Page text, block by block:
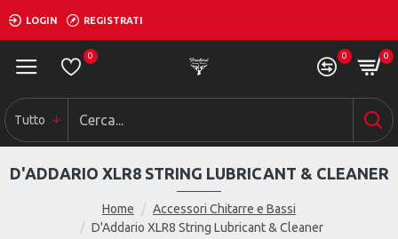
LOGIN REGISTRATI
0 0 0
Tutto
Home
Accessori Chitarre e Bassi
D'Addario XLR8 String Lubricant & Cleaner
D'ADDARIO XLR8 STRING LUBRICANT & CLEANER